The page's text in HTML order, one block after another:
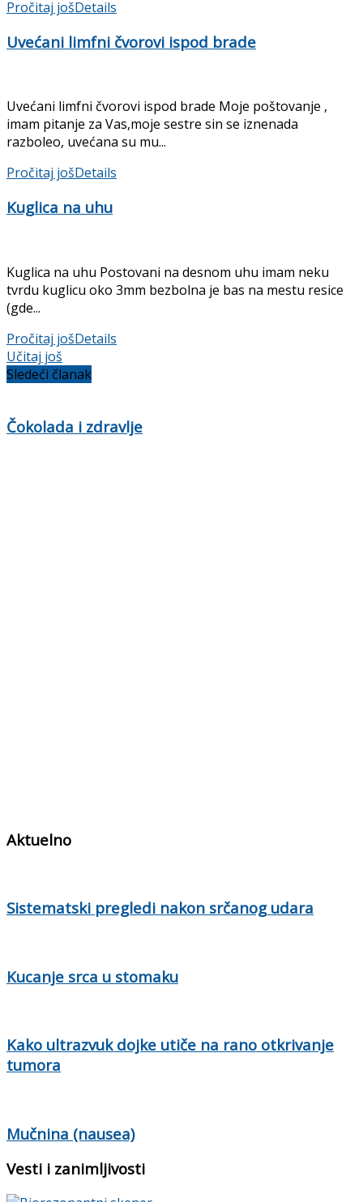
Pročitaj jošDetails
Uvećani limfni čvorovi ispod brade
Uvećani limfni čvorovi ispod brade Moje poštovanje ,
imam pitanje za Vas,moje sestre sin se iznenada
razboleo, uvećana su mu...
Pročitaj jošDetails
Kuglica na uhu
Kuglica na uhu Postovani na desnom uhu imam neku
tvrdu kuglicu oko 3mm bezbolna je bas na mestu resice
(gde...
Pročitaj jošDetails
Učitaj još
Sledeći članak
Čokolada i zdravlje
Aktuelno
Sistematski pregledi nakon srčanog udara
Kucanje srca u stomaku
Kako ultrazvuk dojke utiče na rano otkrivanje
tumora
Mučnina (nausea)
Vesti i zanimljivosti